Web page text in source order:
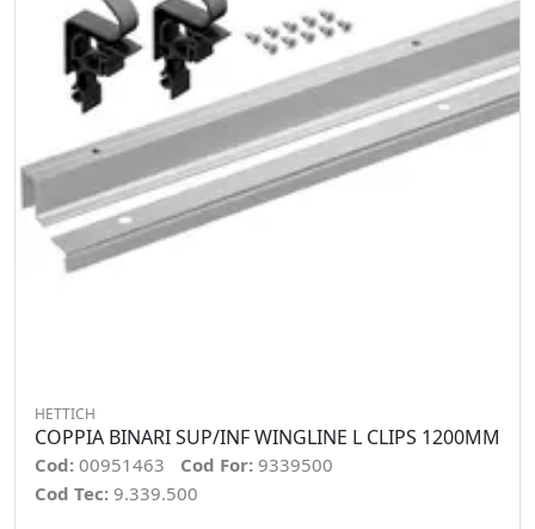
HETTICH
COPPIA BINARI SUP/INF WINGLINE L CLIPS 1200MM
Cod: 00951463 Cod For: 9339500
Cod Tec: 9.339.500